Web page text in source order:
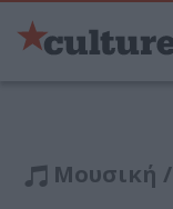
Μουσική /